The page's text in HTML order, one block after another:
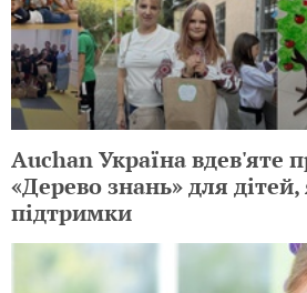
Auchan Україна вдев'яте
«Дерево знань» для
підтримки